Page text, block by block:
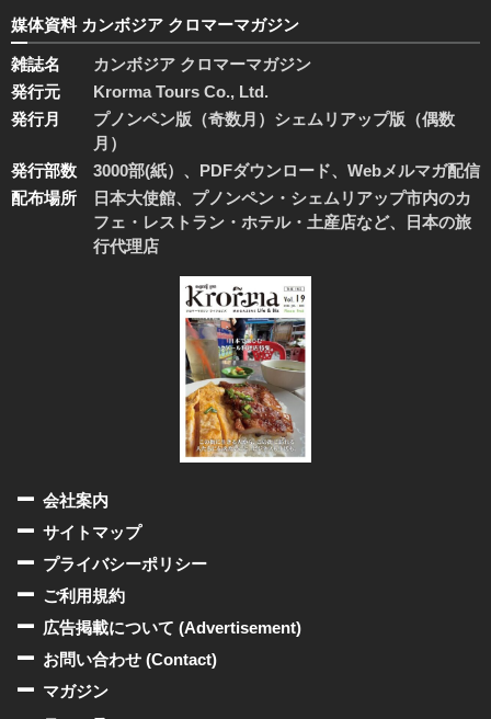
媒体資料 カンボジア クロマーマガジン
雑誌名
カンボジア クロマーマガジン
発行元
Krorma Tours Co., Ltd.
発行月
プノンペン版（奇数月）シェムリアップ版（偶数
月）
発行部数
3000部(紙）、PDFダウンロード、Webメルマガ配信
配布場所
日本大使館、プノンペン・シェムリアップ市内のカ
フェ・レストラン・ホテル・土産店など、日本の旅
行代理店
会社案内
サイトマップ
プライバシーポリシー
ご利用規約
広告掲載について (Advertisement)
お問い合わせ (Contact)
マガジン